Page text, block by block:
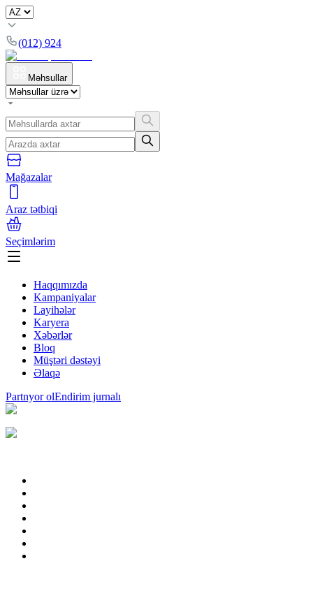
(012) 924
Məhsullar
Mağazalar
Araz tətbiqi
Seçimlərim
Haqqımızda
Kampaniyalar
Layihələr
Karyera
Xəbərlər
Bloq
Müştəri dəstəyi
Əlaqə
Partnyor olEndirim jurnalı